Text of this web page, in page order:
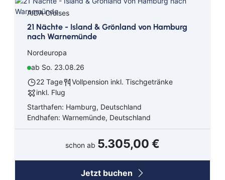
Afrika
Alaska
Australien / Neuseeland
Bahamas
AIDA Cruises
Costa Kreuzfahrten
Cunard Line
Hapag-Lloyd Cruises
HURTIGRUTEN
HX Expeditions
AIDA Cruises
21 Nächte - Island & Grönland von Hamburg
nach Warnemünde
Nordeuropa
ab So. 23.08.26
22 Tage
Vollpension inkl. Tischgetränke
inkl. Flug
Starthafen: Hamburg, Deutschland
Endhafen: Warnemünde, Deutschland
schon ab 5.305,00 €
Jetzt buchen